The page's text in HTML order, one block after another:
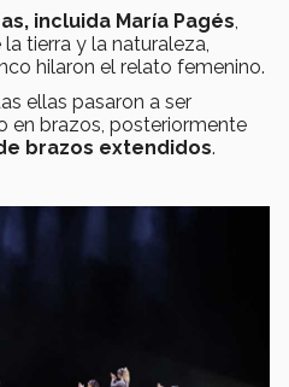
incluida María Pagés,
tierra y la naturaleza,
hilaron el relato femenino.
ellas pasaron a ser
en brazos, posteriormente
brazos extendidos.